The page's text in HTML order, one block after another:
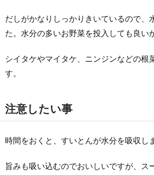
だしがかなりしっかりきいているので、
た。水分の多いお野菜を投入しても良い
シイタケやマイタケ、ニンジンなどの根
す。
注意したい事
時間をおくと、すいとんが水分を吸収し
旨みも吸い込むのでおいしいですが、ス